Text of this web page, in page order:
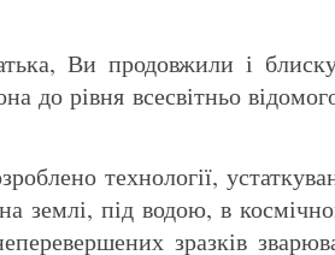
Ви продовжили і
до рівня всесвітньо
технології,
землі, під водою, в
зразків